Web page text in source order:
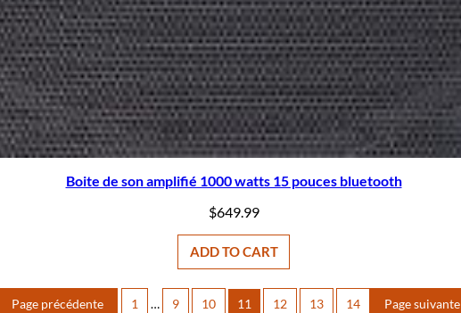
Boite de son amplifié 1000 watts 15 pouces bluetooth
$649.99
ADD TO CART
Page précédente 1 … 9 10 11 12 13 14 Page suivante